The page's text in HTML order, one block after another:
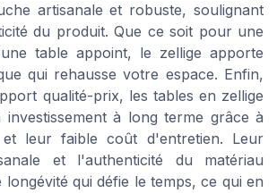
artisanale et robuste, soulignant
du produit. Que ce soit pour une
table appoint, le zellige apporte
qui rehausse votre espace. Enfin,
qualité-prix, les tables en zellige
investissement à long terme grâce à
et leur faible coût d'entretien. Leur
et l'authenticité du matériau
longévité qui défie le temps, ce qui en